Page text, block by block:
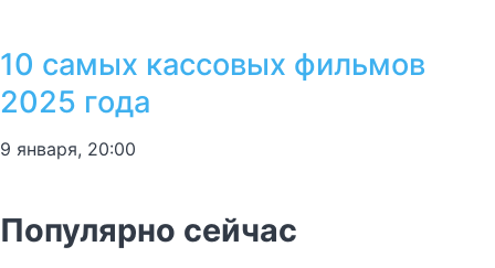
10 самых кассовых фильмов
2025 года
9 января, 20:00
Популярно сейчас